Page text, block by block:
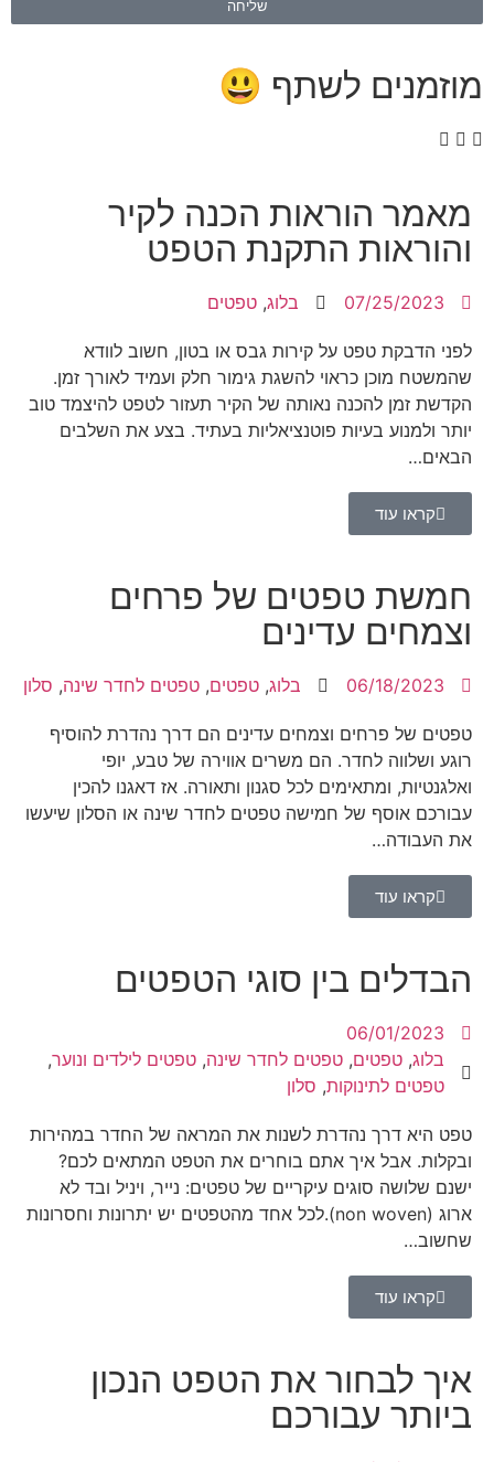
שליחה
מוזמנים לשתף 😃
מאמר הוראות הכנה לקיר
והוראות התקנת הטפט
07/25/2023 בלוג, טפטים
לפני הדבקת טפט על קירות גבס או בטון, חשוב לוודא
שהמשטח מוכן כראוי להשגת גימור חלק ועמיד לאורך זמן.
הקדשת זמן להכנה נאותה של הקיר תעזור לטפט להיצמד טוב
יותר ולמנוע בעיות פוטנציאליות בעתיד. בצע את השלבים
הבאים…
קראו עוד
חמשת טפטים של פרחים
וצמחים עדינים
06/18/2023 בלוג, טפטים, טפטים לחדר שינה, סלון
טפטים של פרחים וצמחים עדינים הם דרך נהדרת להוסיף
רוגע ושלווה לחדר. הם משרים אווירה של טבע, יופי
ואלגנטיות, ומתאימים לכל סגנון ותאורה. אז דאגנו להכין
עבורכם אוסף של חמישה טפטים לחדר שינה או הסלון שיעשו
את העבודה…
קראו עוד
הבדלים בין סוגי הטפטים
06/01/2023
בלוג, טפטים, טפטים לחדר שינה, טפטים לילדים ונוער,
טפטים לתינוקות, סלון
טפט היא דרך נהדרת לשנות את המראה של החדר במהירות
ובקלות. אבל איך אתם בוחרים את הטפט המתאים לכם?
ישנם שלושה סוגים עיקריים של טפטים: נייר, ויניל ובד לא
ארוג (non woven).לכל אחד מהטפטים יש יתרונות וחסרונות
שחשוב…
קראו עוד
איך לבחור את הטפט הנכון
ביותר עבורכם